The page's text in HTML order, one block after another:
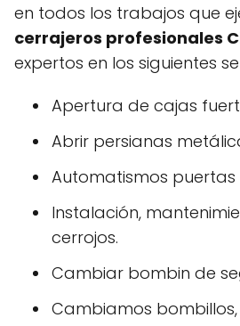
en todos los trabajos que
cerrajeros profesionales
expertos en los siguientes
Apertura de cajas
Abrir persianas
Automatismos puertas
Instalación,
cerrojos.
Cambiar bombin de
Cambiamos bombillos,